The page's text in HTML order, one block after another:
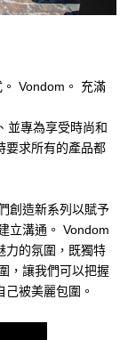
段869號
Vondom。 充滿
並專為享受時尚和
要求所有的產品都
創造新系列以賦予
立溝通。 Vondom
力的氛圍，既獨特
，讓我們可以把握
被美麗包圍。